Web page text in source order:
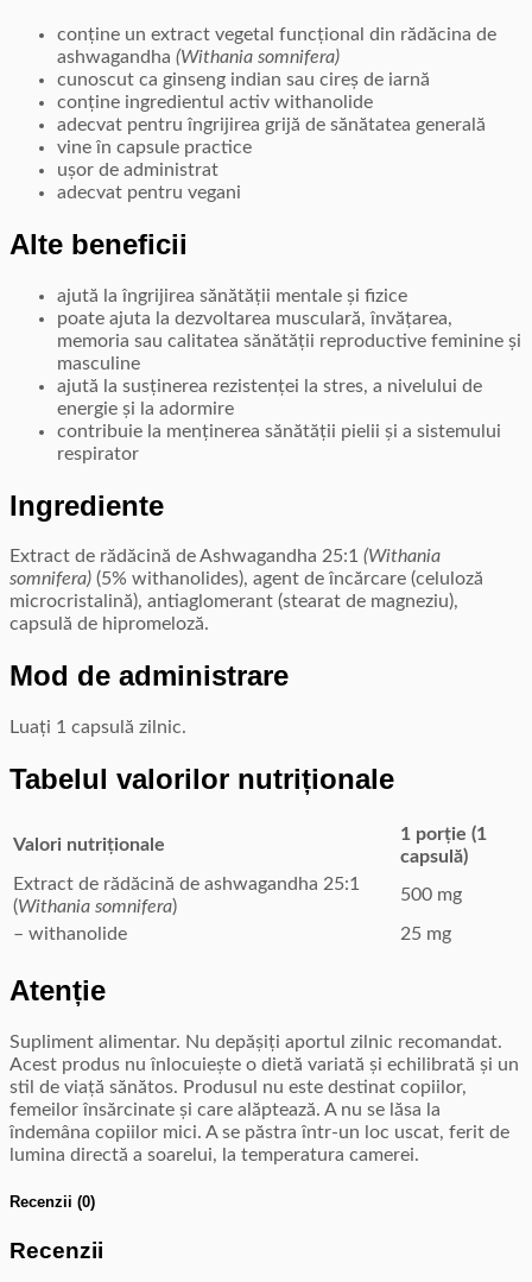
conține un extract vegetal funcțional din rădăcina de
ashwagandha (Withania somnifera)
cunoscut ca ginseng indian sau cireș de iarnă
conține ingredientul activ withanolide
adecvat pentru îngrijirea grijă de sănătatea generală
vine în capsule practice
ușor de administrat
adecvat pentru vegani
Alte beneficii
ajută la îngrijirea sănătății mentale și fizice
poate ajuta la dezvoltarea musculară, învățarea,
memoria sau calitatea sănătății reproductive feminine și
masculine
ajută la susținerea rezistenței la stres, a nivelului de
energie și la adormire
contribuie la menținerea sănătății pielii și a sistemului
respirator
Ingrediente
Extract de rădăcină de Ashwagandha 25:1 (Withania
somnifera) (5% withanolides), agent de încărcare (celuloză
microcristalină), antiaglomerant (stearat de magneziu),
capsulă de hipromeloză.
Mod de administrare
Luați 1 capsulă zilnic.
Tabelul valorilor nutriționale
Valori nutriționale
1 porție (1
capsulă)
Extract de rădăcină de ashwagandha 25:1
(Withania somnifera)
500 mg
– withanolide 25 mg
Atenție
Supliment alimentar. Nu depășiți aportul zilnic recomandat.
Acest produs nu înlocuiește o dietă variată și echilibrată și un
stil de viață sănătos. Produsul nu este destinat copiilor,
femeilor însărcinate și care alăptează. A nu se lăsa la
îndemâna copiilor mici. A se păstra într-un loc uscat, ferit de
lumina directă a soarelui, la temperatura camerei.
Recenzii (0)
Recenzii